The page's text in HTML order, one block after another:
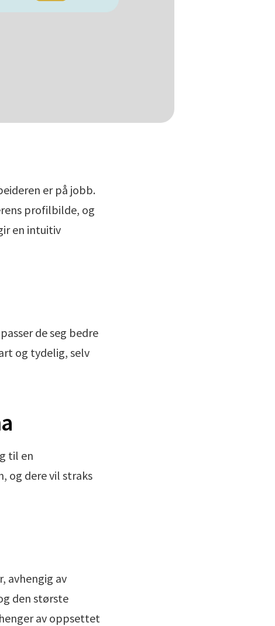
er på jobb.
profilbilde, og
en intuitiv
de seg bedre
og tydelig, selv
til en
og dere vil straks
avhengig av
den største
av oppsettet